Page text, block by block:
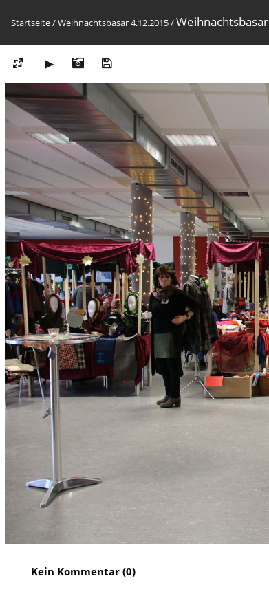
Startseite/Weihnachtsbasar 4.12.2015/Weihnachtsbasar
Kein Kommentar (0)